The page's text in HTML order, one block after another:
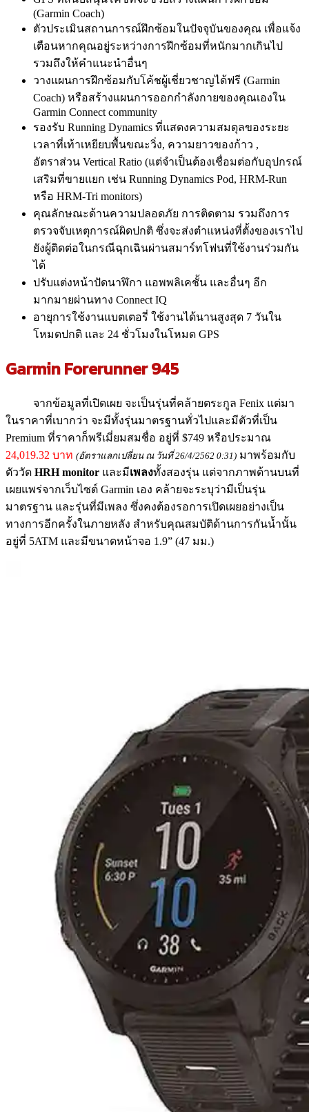
(Garmin Coach)
ตัวประเมินสถานการณ์ฝึกซ้อมในปัจจุบันของคุณ เพื่อแจ้ง
เตือนหากคุณอยู่ระหว่างการฝึกซ้อมที่หนักมากเกินไป
รวมถึงให้คำแนะนำอื่นๆ
วางแผนการฝึกซ้อมกับโค้ชผู้เชี่ยวชาญได้ฟรี (Garmin
Coach) หรือสร้างแผนการออกกำลังกายของคุณเองใน
Garmin Connect community
รองรับ Running Dynamics ที่แสดงความสมดุลของระยะ
เวลาที่เท้าเหยียบพื้นขณะวิ่ง, ความยาวของก้าว ,
อัตราส่วน Vertical Ratio (แต่จำเป็นต้องเชื่อมต่อกับอุปกรณ์
เสริมที่ขายแยก เช่น Running Dynamics Pod, HRM-Run
หรือ HRM-Tri monitors)
คุณลักษณะด้านความปลอดภัย การติดตาม รวมถึงการ
ตรวจจับเหตุการณ์ผิดปกติ ซึ่งจะส่งตำแหน่งที่ตั้งของเราไป
ยังผู้ติดต่อในกรณีฉุกเฉินผ่านสมาร์ทโฟนที่ใช้งานร่วมกัน
ได้
ปรับแต่งหน้าปัดนาฬิกา แอพพลิเคชั้น และอื่นๆ อีก
มากมายผ่านทาง Connect IQ
อายุการใช้งานแบตเตอรี่ ใช้งานได้นานสูงสุด 7 วันใน
โหมดปกติ และ 24 ชั่วโมงในโหมด GPS
Garmin Forerunner 945
จากข้อมูลที่เปิดเผย จะเป็นรุ่นที่คล้ายตระกูล Fenix แต่มา
ในราคาที่เบากว่า จะมีทั้งรุ่นมาตรฐานทั่วไปและมีตัวที่เป็น
Premium ที่ราคาก็พรีเมี่ยมสมชื่อ อยู่ที่ $749 หรือประมาณ
24,019.32 บาท (อัตราแลกเปลี่ยน ณ วันที่ 26/4/2562 0:31) มาพร้อมกับ
ตัววัด HRH monitor และมีเพลงทั้งสองรุ่น แต่จากภาพด้านบนที่
เผยแพร่จากเว็บไซต์ Garmin เอง คล้ายจะระบุว่ามีเป็นรุ่น
มาตรฐาน และรุ่นที่มีเพลง ซึ่งคงต้องรอการเปิดเผยอย่างเป็น
ทางการอีกครั้งในภายหลัง สำหรับคุณสมบัติด้านการกันน้ำนั้น
อยู่ที่ 5ATM และมีขนาดหน้าจอ 1.9” (47 มม.)